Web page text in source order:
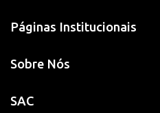
Páginas Institucionais
Sobre Nós
SAC